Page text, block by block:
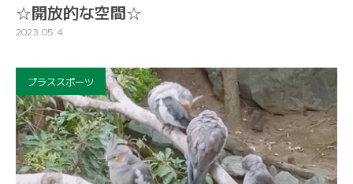
☆開放的な空間☆
2023.05.4
プラススポーツ